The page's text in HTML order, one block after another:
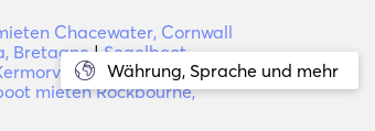
Währung, Sprache und mehr
Chacewater, Cornwall
Bretagne|Segelboot
Bretagne|
mieten Rockbourne,